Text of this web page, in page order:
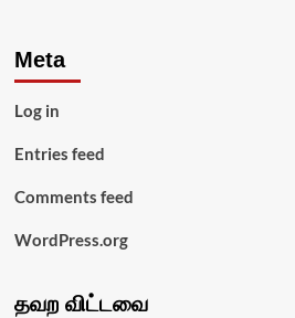
Meta
Log in
Entries feed
Comments feed
WordPress.org
தவற விட்டவை